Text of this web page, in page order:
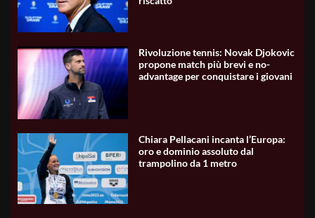
Rivoluzione tennis: Novak Djokovic
propone match più brevi e no-
advantage per conquistare i giovani
Chiara Pellacani incanta l’Europa:
oro e dominio assoluto dal
trampolino da 1 metro